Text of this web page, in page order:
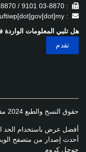
: 03-8870 9101 / 03-8870 9102
: ukk[at]muftiwp[dot]gov[dot]my
هل تلبي المعلومات الواردة
تنصل
سياسة الخصوصية
سياسة الخصوصية
حقوق النسخ والطبع 2024 مفتي الولايات الفدرالية الماليزية
أحدث إصدار من متصفح
جوجل كروم